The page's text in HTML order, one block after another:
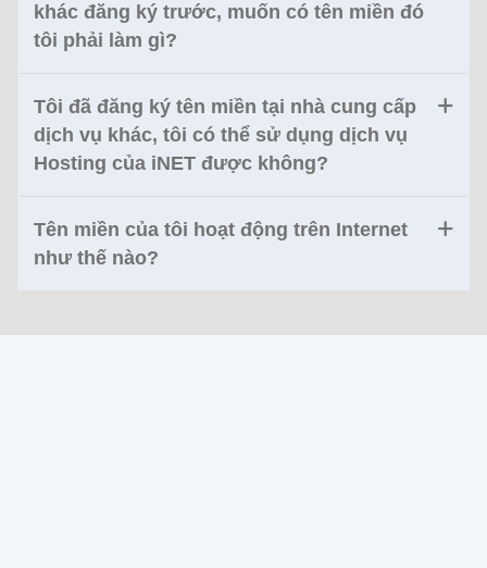
khác đăng ký trước, muốn có tên miền đó
tôi phải làm gì?
Tôi đã đăng ký tên miền tại nhà cung cấp
dịch vụ khác, tôi có thể sử dụng dịch vụ
Hosting của iNET được không?
Tên miền của tôi hoạt động trên Internet
như thế nào?